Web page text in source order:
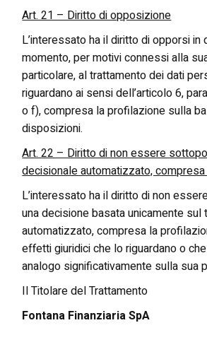
Art. 21 – Diritto di opposizione
L’interessato ha il diritto di opporsi in
momento, per motivi connessi alla
particolare, al trattamento dei dati
riguardano ai sensi dell’articolo 6,
o f), compresa la profilazione sulla
disposizioni.
Art. 22 – Diritto di non essere
decisionale automatizzato,
L’interessato ha il diritto di non
una decisione basata unicamente sul
automatizzato, compresa la
effetti giuridici che lo riguardano o
analogo significativamente sulla sua
Il Titolare del Trattamento
Fontana Finanziaria SpA